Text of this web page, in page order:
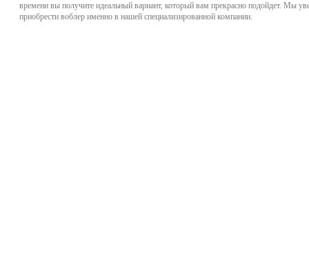
времени вы получите идеальный вариант, который вам прекрасно подойдет. Мы
приобрести воблер именно в нашей специализированной компании.